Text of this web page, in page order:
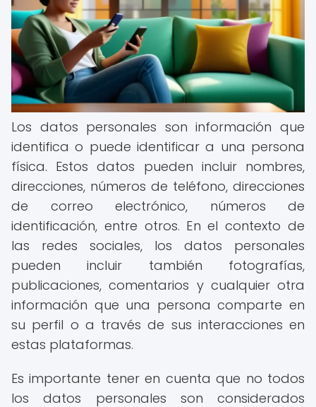
Los datos personales son información que
identifica o puede identificar a una persona
física. Estos datos pueden incluir nombres,
direcciones, números de teléfono, direcciones
de correo electrónico, números de
identificación, entre otros. En el contexto de
las redes sociales, los datos personales
pueden incluir también fotografías,
publicaciones, comentarios y cualquier otra
información que una persona comparte en
su perfil o a través de sus interacciones en
estas plataformas.
Es importante tener en cuenta que no todos
los datos personales son considerados